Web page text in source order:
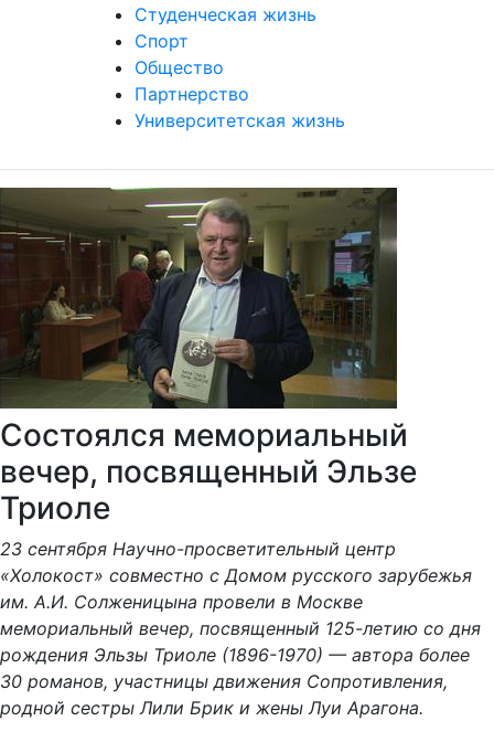
Студенческая жизнь
Спорт
Общество
Партнерство
Университетская жизнь
Состоялся мемориальный
вечер, посвященный Эльзе
Триоле
23 сентября Научно-просветительный центр
«Холокост» совместно с Домом русского зарубежья
им. А.И. Солженицына провели в Москве
мемориальный вечер, посвященный 125-летию со дня
рождения Эльзы Триоле (1896-1970) — автора более
30 романов, участницы движения Сопротивления,
родной сестры Лили Брик и жены Луи Арагона.